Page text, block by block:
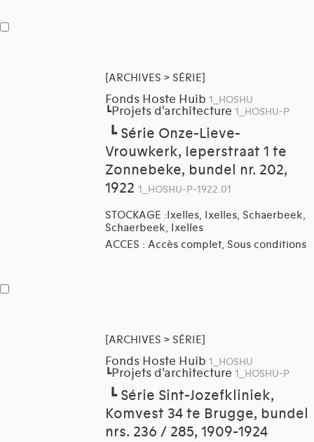
[ARCHIVES > SÉRIE]
Fonds Hoste Huib 1_HOSHU
┗Projets d'architecture 1_HOSHU-P
┗ Série Onze-Lieve-
Vrouwkerk, Ieperstraat 1 te
Zonnebeke, bundel nr. 202,
1922 1_HOSHU-P-1922.01
STOCKAGE :Ixelles, Ixelles, Schaerbeek,
Schaerbeek, Ixelles
ACCES : Accès complet, Sous conditions
[ARCHIVES > SÉRIE]
Fonds Hoste Huib 1_HOSHU
┗Projets d'architecture 1_HOSHU-P
┗ Série Sint-Jozefkliniek,
Komvest 34 te Brugge, bundel
nrs. 236 / 285, 1909-1924